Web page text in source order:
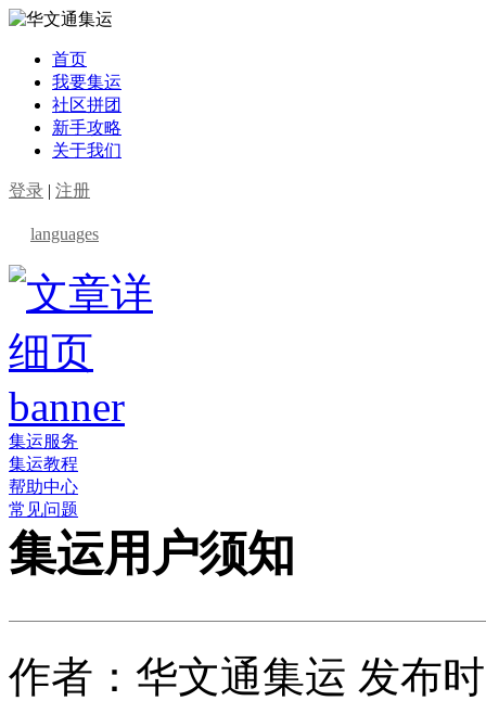
首页
我要集运
社区拼团
新手攻略
关于我们
登录 | 注册
languages
集运服务
集运教程
帮助中心
常见问题
集运用户须知
作者：华文通集运 发布